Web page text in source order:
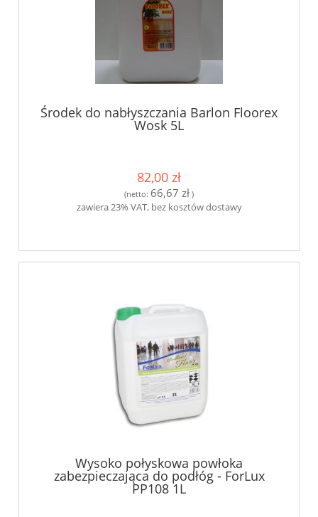
Środek do nabłyszczania Barlon Floorex
Wosk 5L
82,00 zł
(netto: 66,67 zł )
zawiera 23% VAT, bez kosztów dostawy
Wysoko połyskowa powłoka
zabezpieczająca do podłóg - ForLux
PP108 1L